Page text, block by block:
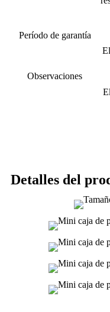
Período de garantía
Observaciones
Detalles del